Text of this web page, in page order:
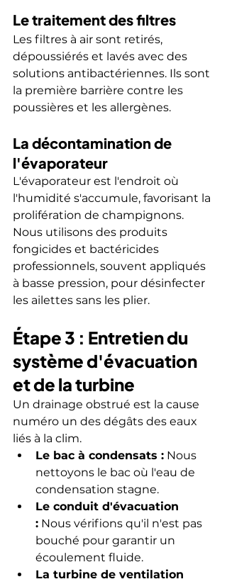
Le traitement des filtres
Les filtres à air sont retirés,
dépoussiérés et lavés avec des
solutions antibactériennes. Ils sont
la première barrière contre les
poussières et les allergènes.
La décontamination de
l'évaporateur
L'évaporateur est l'endroit où
l'humidité s'accumule, favorisant la
prolifération de champignons.
Nous utilisons des produits
fongicides et bactéricides
professionnels, souvent appliqués
à basse pression, pour désinfecter
les ailettes sans les plier.
Étape 3 : Entretien du
système d'évacuation
et de la turbine
Un drainage obstrué est la cause
numéro un des dégâts des eaux
liés à la clim.
Le bac à condensats : Nous
nettoyons le bac où l'eau de
condensation stagne.
Le conduit d'évacuation
: Nous vérifions qu'il n'est pas
bouché pour garantir un
écoulement fluide.
La turbine de ventilation